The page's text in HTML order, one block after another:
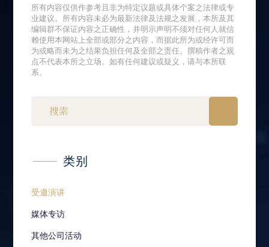
所有内容仅供作参考且非为特定议题或具体个案之法律或专
业建议。所有内容未必为最新法律及法规之发展，本所及其
编辑群不保证内容之正确性，并明示声明不须对任何人就信
赖使用本网站上全部或部分之内容，而据此所为或经许可而
为或略而未为之结果负担任何及全部之责任。撰稿作者之观
点不代表本所之立场。如有任何建议或疑义，请与本所联
系。
类别
受邀演讲
媒体专访
其他公司活动